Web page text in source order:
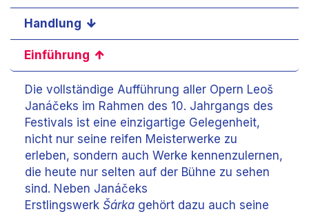
Handlung
Einführung
Die vollständige Aufführung aller Opern Leoš
Janáčeks im Rahmen des 10. Jahrgangs des
Festivals ist eine einzigartige Gelegenheit,
nicht nur seine reifen Meisterwerke zu
erleben, sondern auch Werke kennenzulernen,
die heute nur selten auf der Bühne zu sehen
sind. Neben Janáčeks
Erstlingswerk Šárka gehört dazu auch seine